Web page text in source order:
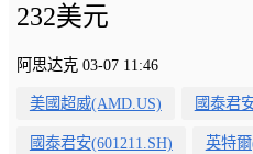
232美元
阿思达克 03-07 11:46
美國超威(AMD.US) 國泰君
國泰君安(601211.SH) 英特